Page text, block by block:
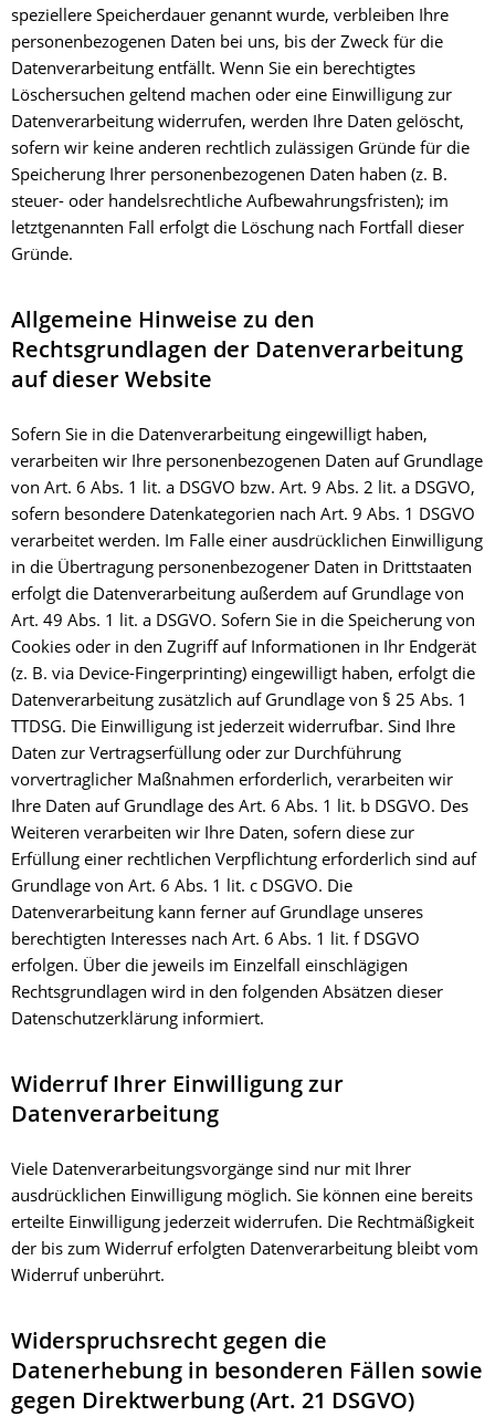
speziellere Speicherdauer genannt wurde, verbleiben Ihre
personenbezogenen Daten bei uns, bis der Zweck für die
Datenverarbeitung entfällt. Wenn Sie ein berechtigtes
Löschersuchen geltend machen oder eine Einwilligung zur
Datenverarbeitung widerrufen, werden Ihre Daten gelöscht,
sofern wir keine anderen rechtlich zulässigen Gründe für die
Speicherung Ihrer personenbezogenen Daten haben (z. B.
steuer- oder handelsrechtliche Aufbewahrungsfristen); im
letztgenannten Fall erfolgt die Löschung nach Fortfall dieser
Gründe.
Allgemeine Hinweise zu den
Rechtsgrundlagen der Datenverarbeitung
auf dieser Website
Sofern Sie in die Datenverarbeitung eingewilligt haben,
verarbeiten wir Ihre personenbezogenen Daten auf Grundlage
von Art. 6 Abs. 1 lit. a DSGVO bzw. Art. 9 Abs. 2 lit. a DSGVO,
sofern besondere Datenkategorien nach Art. 9 Abs. 1 DSGVO
verarbeitet werden. Im Falle einer ausdrücklichen Einwilligung
in die Übertragung personenbezogener Daten in Drittstaaten
erfolgt die Datenverarbeitung außerdem auf Grundlage von
Art. 49 Abs. 1 lit. a DSGVO. Sofern Sie in die Speicherung von
Cookies oder in den Zugriff auf Informationen in Ihr Endgerät
(z. B. via Device-Fingerprinting) eingewilligt haben, erfolgt die
Datenverarbeitung zusätzlich auf Grundlage von § 25 Abs. 1
TTDSG. Die Einwilligung ist jederzeit widerrufbar. Sind Ihre
Daten zur Vertragserfüllung oder zur Durchführung
vorvertraglicher Maßnahmen erforderlich, verarbeiten wir
Ihre Daten auf Grundlage des Art. 6 Abs. 1 lit. b DSGVO. Des
Weiteren verarbeiten wir Ihre Daten, sofern diese zur
Erfüllung einer rechtlichen Verpflichtung erforderlich sind auf
Grundlage von Art. 6 Abs. 1 lit. c DSGVO. Die
Datenverarbeitung kann ferner auf Grundlage unseres
berechtigten Interesses nach Art. 6 Abs. 1 lit. f DSGVO
erfolgen. Über die jeweils im Einzelfall einschlägigen
Rechtsgrundlagen wird in den folgenden Absätzen dieser
Datenschutzerklärung informiert.
Widerruf Ihrer Einwilligung zur
Datenverarbeitung
Viele Datenverarbeitungsvorgänge sind nur mit Ihrer
ausdrücklichen Einwilligung möglich. Sie können eine bereits
erteilte Einwilligung jederzeit widerrufen. Die Rechtmäßigkeit
der bis zum Widerruf erfolgten Datenverarbeitung bleibt vom
Widerruf unberührt.
Widerspruchsrecht gegen die
Datenerhebung in besonderen Fällen sowie
gegen Direktwerbung (Art. 21 DSGVO)